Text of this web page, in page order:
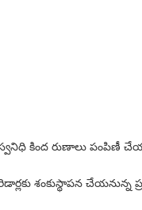
కింద రుణాలు పంపిణీ
శంకుస్థాపన చేయనున్న